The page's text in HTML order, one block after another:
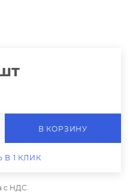
В КОРЗИНУ
В 1 КЛИК
с НДС.